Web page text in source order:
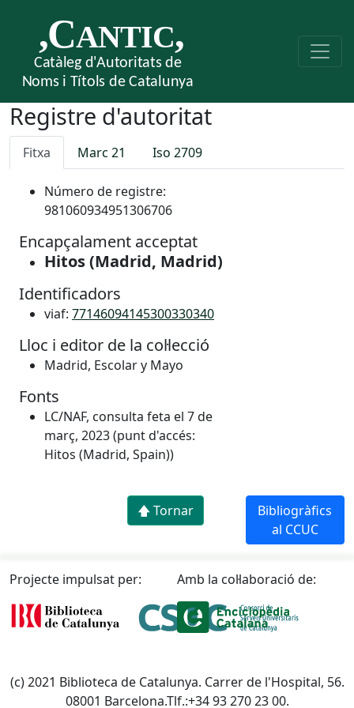
Registre d'autoritat
Fitxa Marc 21 Iso 2709
Número de registre:
981060934951306706
Encapçalament acceptat
Hitos (Madrid, Madrid)
Identificadors
viaf: 77146094145300330340
Lloc i editor de la col·lecció
Madrid, Escolar y Mayo
Fonts
LC/NAF, consulta feta el 7 de
març, 2023 (punt d'accés:
Hitos (Madrid, Spain))
🡅 Tornar
Bibliogràfics
al CCUC
Projecte impulsat per: Amb la col·laboració de:
(c) 2021 Biblioteca de Catalunya. Carrer de l'Hospital, 56.
08001 Barcelona.Tlf.:+34 93 270 23 00.